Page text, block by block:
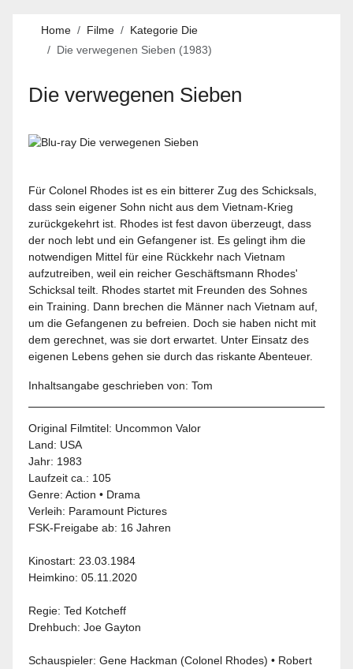
Home Filme
Kategorie Die
Die verwegenen Sieben (1983)
Die verwegenen Sieben
Für Colonel Rhodes ist es ein bitterer Zug des Schicksals,
dass sein eigener Sohn nicht aus dem Vietnam-Krieg
zurückgekehrt ist. Rhodes ist fest davon überzeugt, dass
der noch lebt und ein Gefangener ist. Es gelingt ihm die
notwendigen Mittel für eine Rückkehr nach Vietnam
aufzutreiben, weil ein reicher Geschäftsmann Rhodes'
Schicksal teilt. Rhodes startet mit Freunden des Sohnes
ein Training. Dann brechen die Männer nach Vietnam auf,
um die Gefangenen zu befreien. Doch sie haben nicht mit
dem gerechnet, was sie dort erwartet. Unter Einsatz des
eigenen Lebens gehen sie durch das riskante Abenteuer.
Inhaltsangabe geschrieben von: Tom
Original Filmtitel: Uncommon Valor
Land: USA
Jahr: 1983
Laufzeit ca.: 105
Genre:Action • Drama
Verleih: Paramount Pictures
FSK-Freigabe ab: 16 Jahren
Kinostart: 23.03.1984
Heimkino:05.11.2020
Regie: Ted Kotcheff
Drehbuch: Joe Gayton
Schauspieler:Gene Hackman (Colonel Rhodes) • Robert